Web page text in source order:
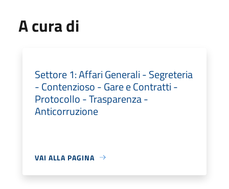
A cura di
Settore 1: Affari Generali - Segreteria
- Contenzioso - Gare e Contratti -
Protocollo - Trasparenza -
Anticorruzione
VAI ALLA PAGINA